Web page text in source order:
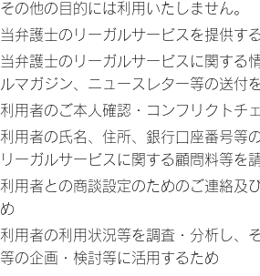
その他の目的には利用いたしません。
当弁護士のリーガルサービスを提供す
当弁護士のリーガルサービスに関する
ルマガジン、ニュースレター等の送付
利用者のご本人確認・コンフリクトチ
利用者の氏名、住所、銀行口座番号等
リーガルサービスに関する顧問料等を
利用者との商談設定のためのご連絡及
め
利用者の利用状況等を調査・分析し、
等の企画・検討等に活用するため